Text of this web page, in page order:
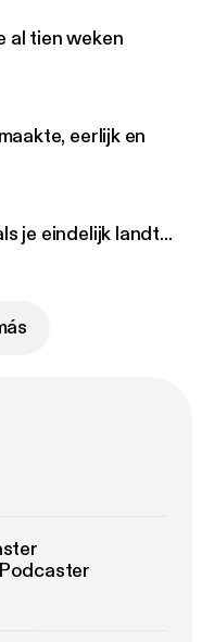
al tien weken
eerlijk en
je eindelijk landt...